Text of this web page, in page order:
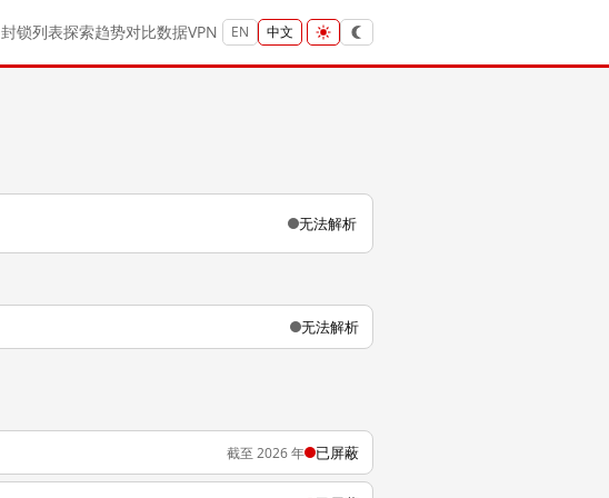
封锁列表探索趋势对比数据VPN EN 中文
无法解析
无法解析
截至 2026 年 已屏蔽